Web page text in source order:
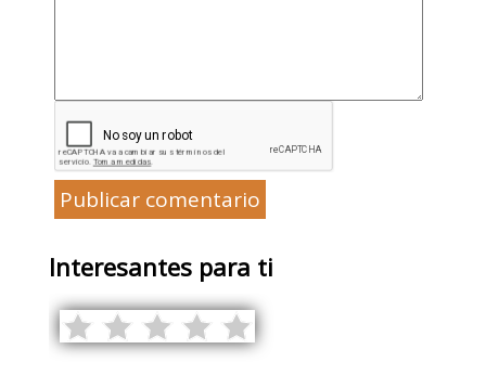
Publicar comentario
Interesantes para ti